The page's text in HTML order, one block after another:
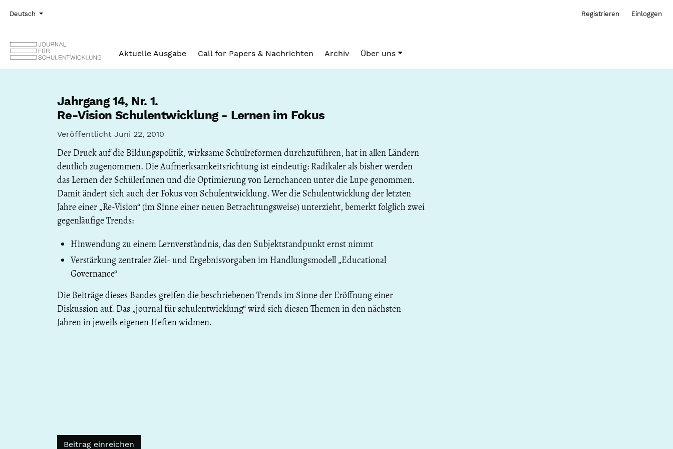
Sprache
Deutsch
Administrationsmenü Registrieren Einloggen
Aktuelle Ausgabe Call for Papers & Nachrichten Archiv Über uns
Jahrgang 14, Nr. 1.
Re-Vision Schulentwicklung - Lernen im Fokus
Veröffentlicht Juni 22, 2010
Der Druck auf die Bildungspolitik, wirksame Schulreformen durchzuführen, hat in allen Ländern
deutlich zugenommen. Die Aufmerksamkeitsrichtung ist eindeutig: Radikaler als bisher werden
das Lernen der SchülerInnen und die Optimierung von Lernchancen unter die Lupe genommen.
Damit ändert sich auch der Fokus von Schulentwicklung. Wer die Schulentwicklung der letzten
Jahre einer „Re-Vision“ (im Sinne einer neuen Betrachtungsweise) unterzieht, bemerkt folglich zwei
gegenläufige Trends:
Hinwendung zu einem Lernverständnis, das den Subjektstandpunkt ernst nimmt
Verstärkung zentraler Ziel- und Ergebnisvorgaben im Handlungsmodell „Educational
Governance“
Die Beiträge dieses Bandes greifen die beschriebenen Trends im Sinne der Eröffnung einer
Diskussion auf. Das „journal für schulentwicklung“ wird sich diesen Themen in den nächsten
Jahren in jeweils eigenen Heften widmen.
Beitrag einreichen